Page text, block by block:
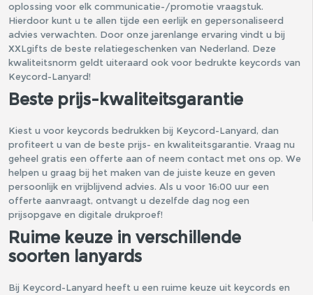
oplossing voor elk communicatie-/promotie vraagstuk.
Hierdoor kunt u te allen tijde een eerlijk en gepersonaliseerd
advies verwachten. Door onze jarenlange ervaring vindt u bij
XXLgifts de beste relatiegeschenken van Nederland. Deze
kwaliteitsnorm geldt uiteraard ook voor bedrukte keycords van
Keycord-Lanyard!
Beste prijs-kwaliteitsgarantie
Kiest u voor keycords bedrukken bij Keycord-Lanyard, dan
profiteert u van de beste prijs- en kwaliteitsgarantie. Vraag nu
geheel gratis een offerte aan of neem contact met ons op. We
helpen u graag bij het maken van de juiste keuze en geven
persoonlijk en vrijblijvend advies. Als u voor 16:00 uur een
offerte aanvraagt, ontvangt u dezelfde dag nog een
prijsopgave en digitale drukproef!
Ruime keuze in verschillende
soorten lanyards
Bij Keycord-Lanyard heeft u een ruime keuze uit keycords en